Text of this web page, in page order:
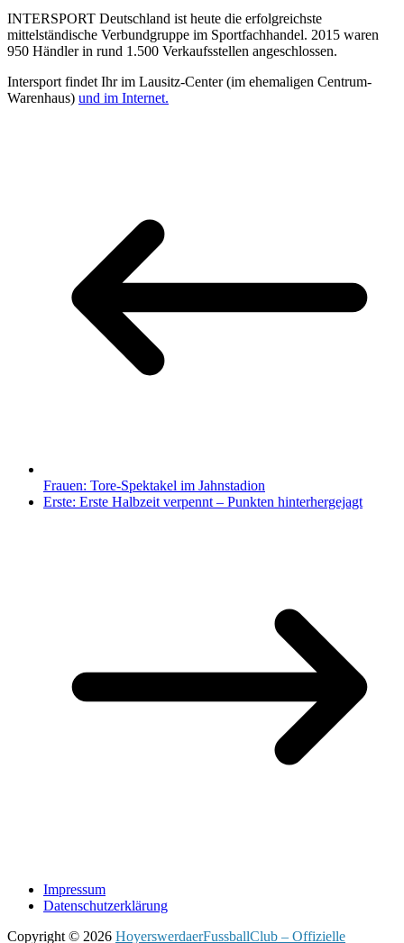
INTERSPORT Deutschland ist heute die erfolgreichste
mittelständische Verbundgruppe im Sportfachhandel. 2015 waren
950 Händler in rund 1.500 Verkaufsstellen angeschlossen.
Intersport findet Ihr im Lausitz-Center (im ehemaligen Centrum-
Warenhaus) und im Internet.
Frauen: Tore-Spektakel im Jahnstadion
Erste: Erste Halbzeit verpennt – Punkten hinterhergejagt
Impressum
Datenschutzerklärung
Copyright © 2026 HoyerswerdaerFussballClub – Offizielle